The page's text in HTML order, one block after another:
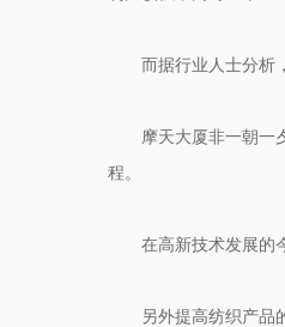
而据行业人士分析
摩天大厦非一朝一
程。
在高新技术发展的
另外提高纺织产